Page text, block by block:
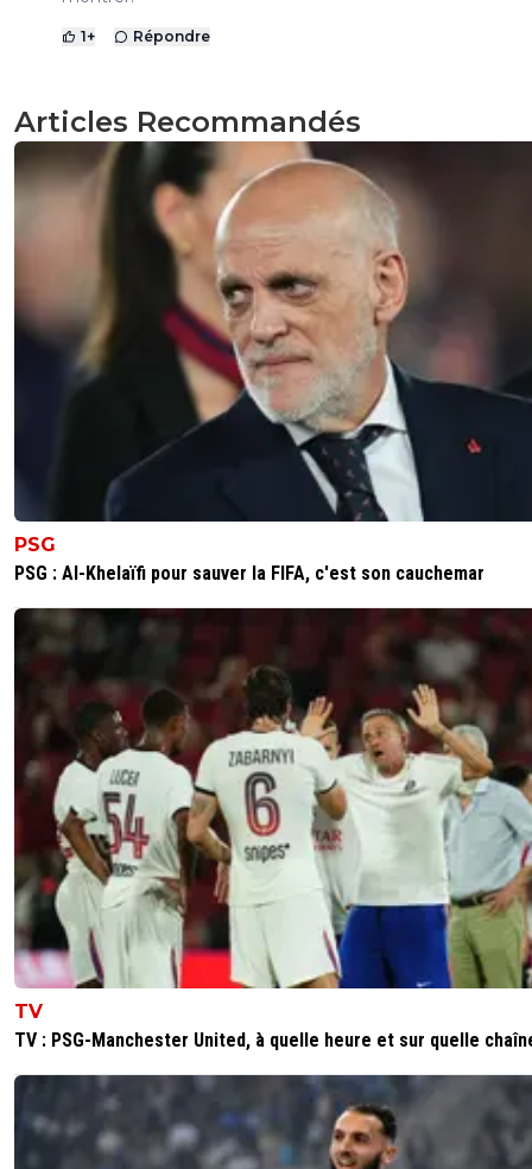
1+ Répondre
Articles Recommandés
PSG
PSG : Al-Khelaïfi pour sauver la FIFA, c'est son cauchemar
TV
TV : PSG-Manchester United, à quelle heure et sur quelle